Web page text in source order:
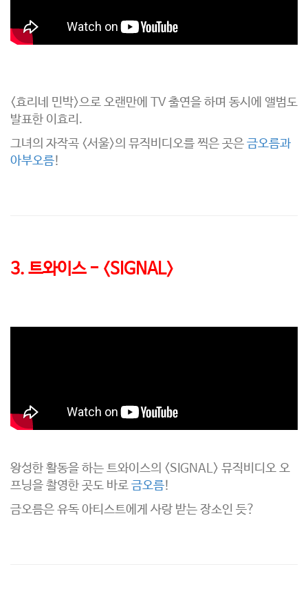
<효리네 민박>으로 오랜만에 TV 출연을 하며 동시에 앨범도
발표한 이효리.
그녀의 자작곡 <서울>의 뮤직비디오를 찍은 곳은 금오름과
아부오름!
3. 트와이스 - <SIGNAL>
왕성한 활동을 하는 트와이스의 <SIGNAL> 뮤직비디오 오
프닝을 촬영한 곳도 바로 금오름!
금오름은 유독 아티스트에게 사랑 받는 장소인 듯?